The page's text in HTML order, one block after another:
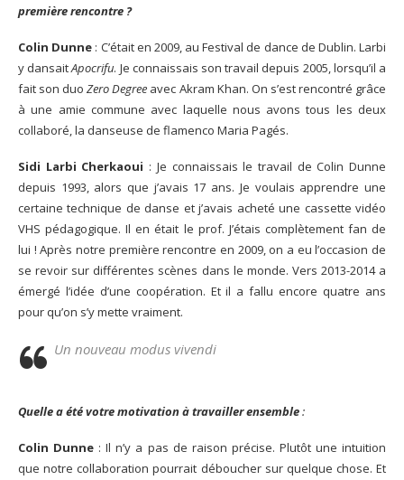
première rencontre ?
Colin Dunne : C’était en 2009, au Festival de dance de Dublin. Larbi
y dansaitApocrifu. Je connaissais son travail depuis 2005, lorsqu’il a
fait son duoZero Degree avec Akram Khan. On s’est rencontré grâce
à une amie commune avec laquelle nous avons tous les deux
collaboré, la danseuse de flamenco Maria Pagés.
Sidi Larbi Cherkaoui : Je connaissais le travail de Colin Dunne
depuis 1993, alors que j’avais 17 ans. Je voulais apprendre une
certaine technique de danse et j’avais acheté une cassette vidéo
VHS pédagogique. Il en était le prof. J’étais complètement fan de
lui ! Après notre première rencontre en 2009, on a eu l’occasion de
se revoir sur différentes scènes dans le monde. Vers 2013-2014 a
émergé l’idée d’une coopération. Et il a fallu encore quatre ans
pour qu’on s’y mette vraiment.
Un nouveau modus vivendi
Quelle a été votre motivation à travailler ensemble:
Colin Dunne : Il n’y a pas de raison précise. Plutôt une intuition
que notre collaboration pourrait déboucher sur quelque chose. Et